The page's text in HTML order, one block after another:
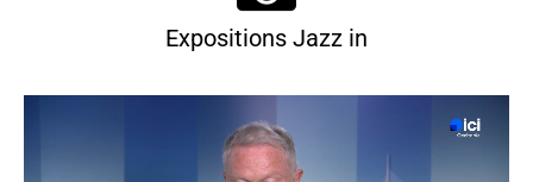
Expositions Jazz in